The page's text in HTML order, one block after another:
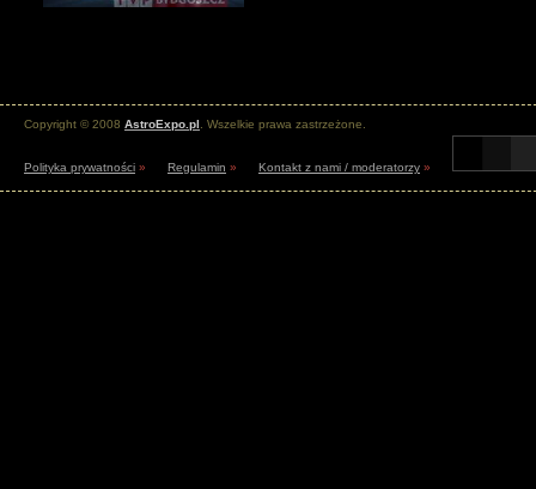
Copyright © 2008 AstroExpo.pl . Wszelkie prawa zastrzeżone.
Polityka prywatności » Regulamin » Kontakt z nami / moderatorzy »